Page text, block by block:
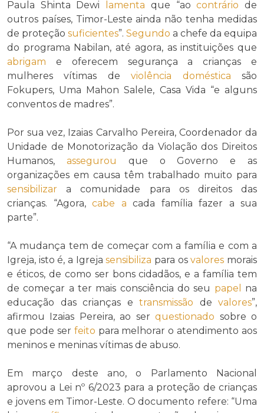
Paula Shinta Dewi lamenta que “aocontrário de
outros países, Timor-Leste ainda não tenha medidas
de proteção suficientes”. Segundo a chefe da equipa
do programa Nabilan, até agora, as instituições que
abrigam e oferecem segurança a crianças e
mulheres vítimas deviolência doméstica são
Fokupers, Uma Mahon Salele, Casa Vida “e alguns
conventos de madres”.
Por sua vez, Izaias Carvalho Pereira, Coordenador da
Unidade de Monotorização da Violação dos Direitos
Humanos, assegurou que o Governo e as
organizações em causa têm trabalhado muito para
sensibilizar a comunidade para os direitos das
crianças. “Agora, cabe a cada família fazer a sua
parte”.
“A mudança tem de começar com a família e com a
Igreja, isto é, a Igrejasensibiliza para osvalores morais
e éticos, de como ser bons cidadãos, e a família tem
de começar a ter mais consciência do seu papel
na
educação das crianças e transmissão de valores”,
afirmou Izaias Pereira, ao serquestionado sobre o
que pode ser feito para melhorar o atendimento aos
meninos e meninas vítimas de abuso.
Em março deste ano, o Parlamento Nacional
aprovou a Lei nº 6/2023 para a proteção de crianças
e jovens em Timor-Leste. O documento refere: “Uma